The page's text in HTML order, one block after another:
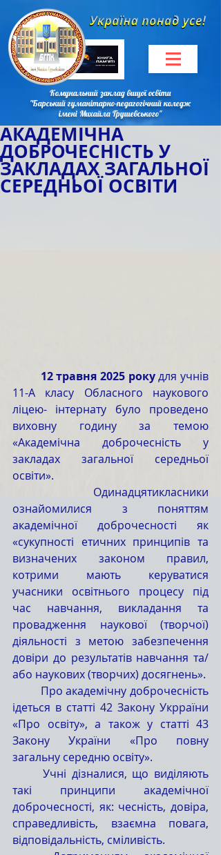
Комунальний заклад вищої освіти
"Барський гуманітарно-педагогічний коледж
імені Михайла Грушевського"
АКАДЕМІЧНА
ДОБРОЧЕСНІСТЬ У
ЗАКЛАДАХ ЗАГАЛЬНОЇ
СЕРЕДНЬОЇ ОСВІТИ
	12 травня 2025 року
для учнів
11-А класу Обласного наукового
ліцею- інтернату було проведено
виховну годину за темою
«Академічна доброчесність у
закладах загальної середньої
освіти».
ознайомилися з поняттям
академічної доброчесності як
«сукупності етичних принципів та
визначених законом правил,
котрими мають керуватися
учасники освітнього процесу під
час навчання, викладання та
провадження наукової (творчої)
діяльності з метою забезпечення
довіри до результатів навчання та/
або наукових (творчих) досягнень».
ідеться в статті 42 Закону Укрраїни
«Про освіту», а також у статті 43
Закону України «Про повну
загальну середню освіту».
такі принципи академічної
доброчесності, як: чесність, довіра,
справедливість, взаємна повага,
відповідальність, сміливість.